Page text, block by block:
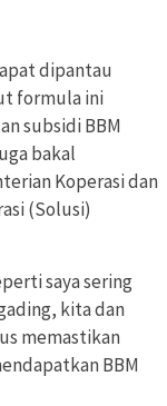
dipantau
formula ini
subsidi BBM
bakal
Koperasi dan
(Solusi)
saya sering
kita dan
memastikan
BBM